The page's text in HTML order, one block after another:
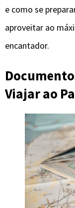
e como se
aproveitar ao
encantador.
Viajar ao